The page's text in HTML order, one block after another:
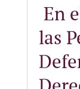
En
las